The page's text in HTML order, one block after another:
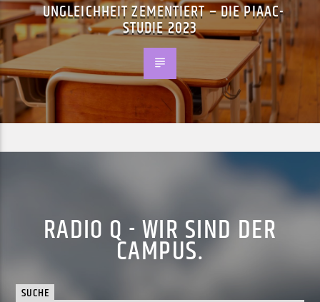
UNGLEICHHEIT ZEMENTIERT – DIE PIAAC-
STUDIE 2023
RADIO Q - WIR SIND DER
CAMPUS.
SUCHE